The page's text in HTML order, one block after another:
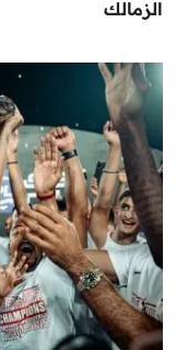
الزمالك